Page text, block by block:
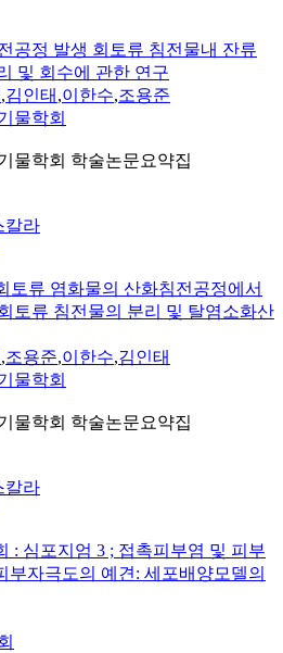
공정 발생 회토류 침전물내 잔류
및 회수에 관한 연구
,김인태 ,이한수,조용준
물학회
물학회 학술논문요약집
칼라
토류 염화물의 산화침전공정에서
토류 침전물의 분리 및 탈염소화산
,조용준,이한수,김인태
물학회
물학회 학술논문요약집
칼라
: 심포지엄 3 ; 접촉피부염 및 피부
부자극도의 예견: 세포배양모델의